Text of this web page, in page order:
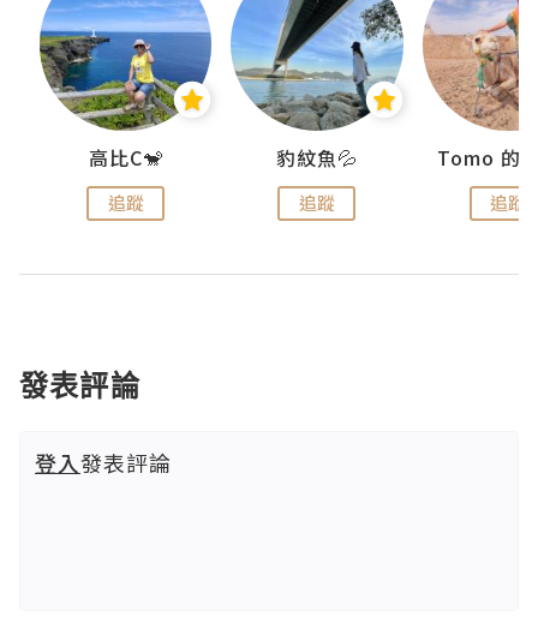
高比C🐒
追蹤
豹紋魚💦
追蹤 追蹤
發表評論
登入發表評論